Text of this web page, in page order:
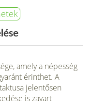
amely a népesség
érinthet. A
jelentősen
is zavart